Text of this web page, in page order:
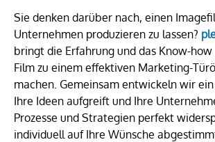
Sie denken darüber nach, einen
Unternehmen produzieren zu lassen?
bringt die Erfahrung und das Know-
Film zu einem effektiven Marketing-
machen. Gemeinsam entwickeln wir
Ihre Ideen aufgreift und Ihre
Prozesse und Strategien perfekt
individuell auf Ihre Wünsche